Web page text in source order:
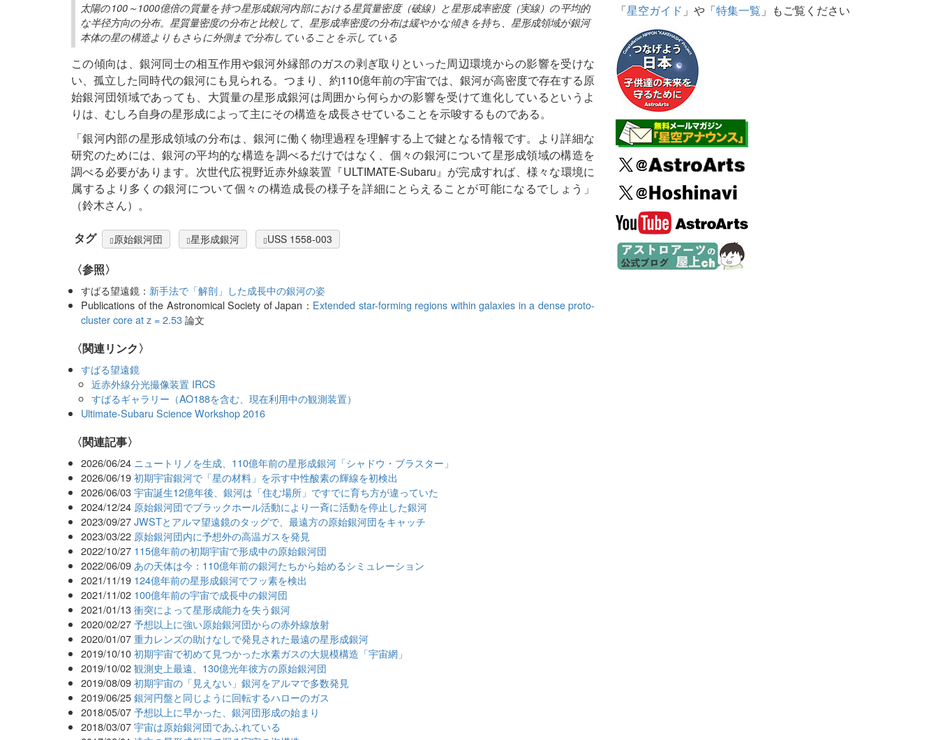
太陽の100～1000億倍の質量を持つ星形成銀河内部における星質量密度（破線）と星形成率密度（実線）の平均的
な半径方向の分布。星質量密度の分布と比較して、星形成率密度の分布は緩やかな傾きを持ち、星形成領域が銀河
本体の星の構造よりもさらに外側まで分布していることを示している
この傾向は、銀河同士の相互作用や銀河外縁部のガスの剥ぎ取りといった周辺環境からの影響を受けな
い、孤立した同時代の銀河にも見られる。つまり、約110億年前の宇宙では、銀河が高密度で存在する原
始銀河団領域であっても、大質量の星形成銀河は周囲から何らかの影響を受けて進化しているというよ
りは、むしろ自身の星形成によって主にその構造を成長させていることを示唆するものである。
「銀河内部の星形成領域の分布は、銀河に働く物理過程を理解する上で鍵となる情報です。より詳細な
研究のためには、銀河の平均的な構造を調べるだけではなく、個々の銀河について星形成領域の構造を
調べる必要があります。次世代広視野近赤外線装置『ULTIMATE-Subaru』が完成すれば、様々な環境に
属するより多くの銀河について個々の構造成長の様子を詳細にとらえることが可能になるでしょう」
（鈴木さん）。
タグ 原始銀河団 星形成銀河 USS 1558-003
〈参照〉
すばる望遠鏡： 新手法で「解剖」した成長中の銀河の姿
Publications of the Astronomical Society of Japan： Extended star-forming regions within galaxies in a dense proto-
cluster core at z = 2.53論文
〈関連リンク〉
すばる望遠鏡
近赤外線分光撮像装置 IRCS
すばるギャラリー（AO188を含む、現在利用中の観測装置）
Ultimate-Subaru Science Workshop 2016
関連記事
2026/06/24 ニュートリノを生成、110億年前の星形成銀河「シャドウ・ブラスター」
2026/06/19 初期宇宙銀河で「星の材料」を示す中性酸素の輝線を初検出
2026/06/03 宇宙誕生12億年後、銀河は「住む場所」ですでに育ち方が違っていた
2024/12/24 原始銀河団でブラックホール活動により一斉に活動を停止した銀河
2023/09/27 JWSTとアルマ望遠鏡のタッグで、最遠方の原始銀河団をキャッチ
2023/03/22 原始銀河団内に予想外の高温ガスを発見
2022/10/27 115億年前の初期宇宙で形成中の原始銀河団
2022/06/09 あの天体は今：110億年前の銀河たちから始めるシミュレーション
2021/11/19 124億年前の星形成銀河でフッ素を検出
2021/11/02 100億年前の宇宙で成長中の銀河団
2021/01/13 衝突によって星形成能力を失う銀河
2020/02/27 予想以上に強い原始銀河団からの赤外線放射
2020/01/07 重力レンズの助けなしで発見された最遠の星形成銀河
2019/10/10 初期宇宙で初めて見つかった水素ガスの大規模構造「宇宙網」
2019/10/02 観測史上最遠、130億光年彼方の原始銀河団
2019/08/09 初期宇宙の「見えない」銀河をアルマで多数発見
2019/06/25 銀河円盤と同じように回転するハローのガス
2018/05/07 予想以上に早かった、銀河団形成の始まり
2018/03/07 宇宙は原始銀河団であふれている
「星空ガイド 」や「特集一覧 」もご覧ください